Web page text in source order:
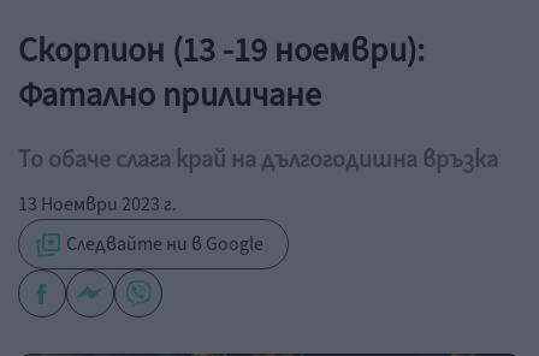
Скорпион (13 -19 ноември):
Фатално приличане
То обаче слага край на дългогодишна връзка
13 Ноември 2023 г.
Следвайте ни в Google